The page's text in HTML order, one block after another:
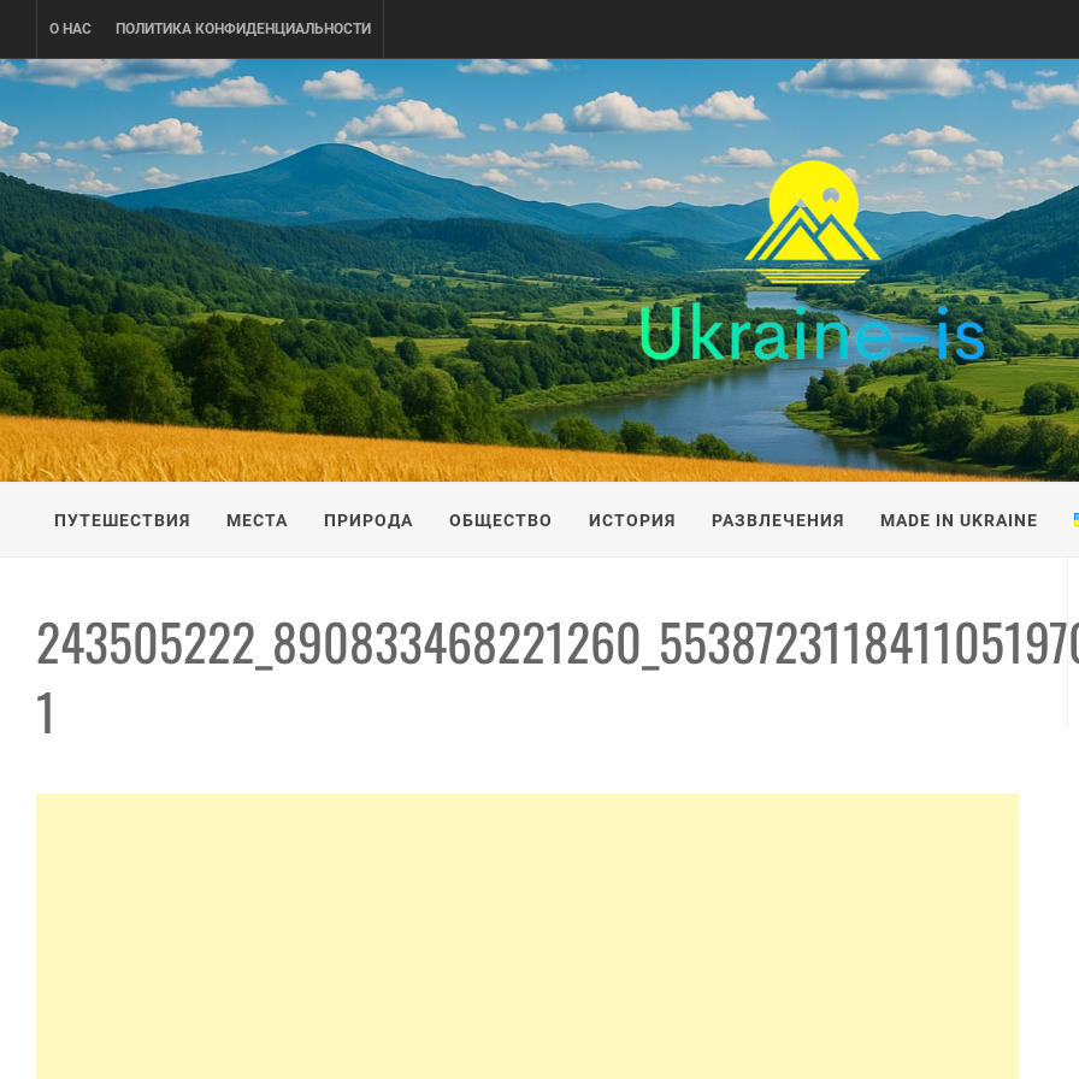
content
О НАС ПОЛИТИКА КОНФИДЕНЦИАЛЬНОСТИ
UKRAINE-IS
ПУТЕШЕСТВИЕ ПО УКРАИНЕ
ПУТЕШЕСТВИЯ МЕСТА ПРИРОДА ОБЩЕСТВО ИСТОРИЯ РАЗВЛЕЧЕНИЯ MADE IN UKRAINE
1